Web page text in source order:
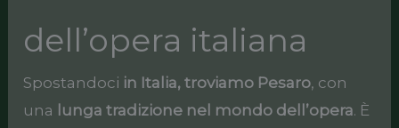
dell’opera italiana
Spostandoci in Italia, troviamo Pesaro, con
una
lunga tradizione nel mondo dell’opera. È